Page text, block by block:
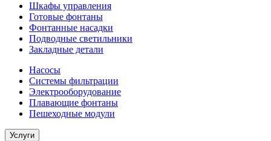
Шкафы управления
Готовые фонтаны
Фонтанные насадки
Подводные светильники
Закладные детали
Насосы
Системы фильтрации
Электрооборудование
Плавающие фонтаны
Пешеходные модули
Услуги